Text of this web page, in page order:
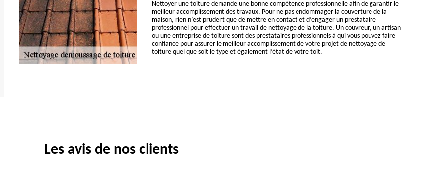
Nettoyer une toiture demande une bonne compétence professionnelle afin de garantir le
meilleur accomplissement des travaux. Pour ne pas endommager la couverture de la
maison, rien n’est prudent que de mettre en contact et d’engager un prestataire
professionnel pour effectuer un travail de nettoyage de la toiture. Un couvreur, un artisan
ou une entreprise de toiture sont des prestataires professionnels à qui vous pouvez faire
confiance pour assurer le meilleur accomplissement de votre projet de nettoyage de
toiture quel que soit le type et également l’état de votre toit.
Les avis de nos clients